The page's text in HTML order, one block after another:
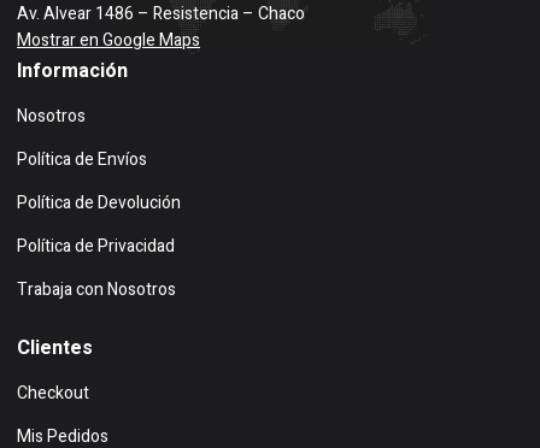
Av. Alvear 1486 – Resistencia – Chaco
Mostrar en Google Maps
Información
Nosotros
Política de Envíos
Política de Devolución
Política de Privacidad
Trabaja con Nosotros
Clientes
Checkout
Mis Pedidos